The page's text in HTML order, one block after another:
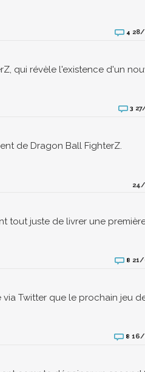
4 28/
qui révèle l'existence d'un
3
de Dragon Ball FighterZ.
24/
tout juste de livrer une
8 21/
Twitter que le prochain jeu
8 16/